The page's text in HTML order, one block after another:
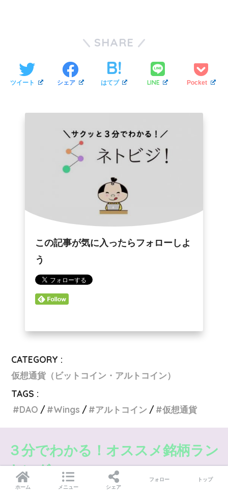
SHARE
ツイート シェア はてブ LINE Pocket
この記事が気に入ったらフォローしよ
う
CATEGORY :
仮想通貨（ビットコイン・アルトコイン）
TAGS :
DAO
Wings アルトコイン 仮想通貨
３分でわかる！オススメ銘柄ラン
キング
ホーム メニュー シェア
フォロー トップ